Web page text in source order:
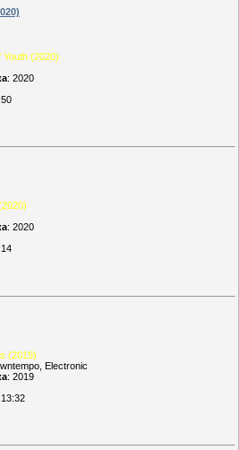
(2020)
: 2020
: 2020
(2019)
Electronic
: 2019